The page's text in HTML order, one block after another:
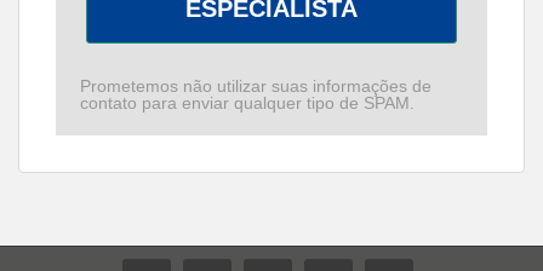
ESPECIALISTA
Prometemos não utilizar suas informações de
contato para enviar qualquer tipo de SPAM.